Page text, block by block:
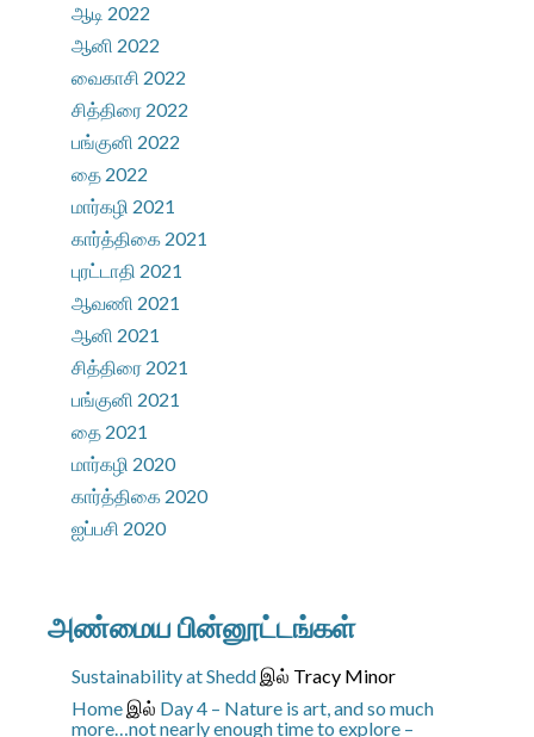
ஆடி 2022
ஆனி 2022
வைகாசி 2022
சித்திரை 2022
பங்குனி 2022
தை 2022
மார்கழி 2021
கார்த்திகை 2021
புரட்டாதி 2021
ஆவணி 2021
ஆனி 2021
சித்திரை 2021
பங்குனி 2021
தை 2021
மார்கழி 2020
கார்த்திகை 2020
ஐப்பசி 2020
அண்மைய பின்னூட்டங்கள்
Sustainability at Shedd இல் Tracy Minor
Home இல் Day 4 – Nature is art, and so much
more…not nearly enough time to explore –